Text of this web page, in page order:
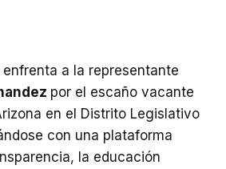
enfrenta a la representante
por el escaño vacante
en el Distrito Legislativo
con una plataforma
la educación